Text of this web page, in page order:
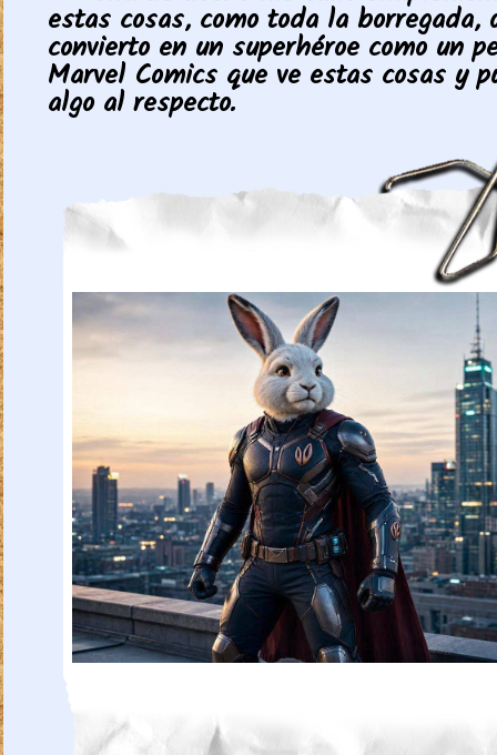
estas cosas, como toda la borregada,
convierto en un superhéroe como un
Marvel Comics que ve estas cosas y
algo al respecto.